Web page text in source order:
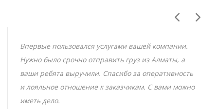
Впервые пользовался услугами вашей компании.
Нужно было срочно отправить груз из Алматы, а
ваши ребята выручили. Спасибо за оперативность
и лояльное отношение к заказчикам. С вами можно
иметь дело.